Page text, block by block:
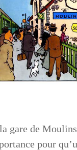
gare de
pour